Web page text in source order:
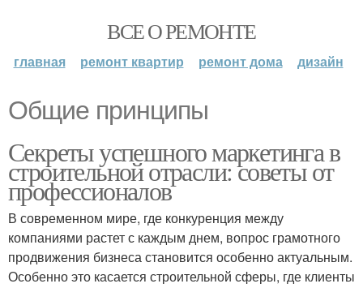
ВСЕ О РЕМОНТЕ
главная ремонт квартир ремонт дома дизайн
Общие принципы
Секреты успешного маркетинга в
строительной отрасли: советы от
профессионалов
В современном мире, где конкуренция между
компаниями растет с каждым днем, вопрос грамотного
продвижения бизнеса становится особенно актуальным.
Особенно это касается строительной сферы, где клиенты